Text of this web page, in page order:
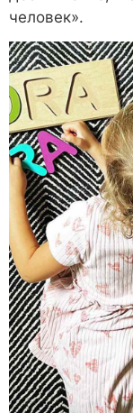
человек».